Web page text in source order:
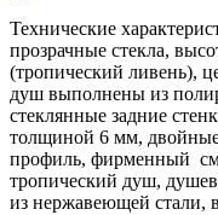
Технические
прозрачные стекла,
(тропический ливень),
душ выполнены из
стеклянные задние
толщиной 6 мм,
профиль, фирменный
тропический душ,
из нержавеющей стали,